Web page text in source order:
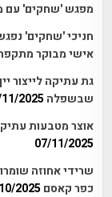
מפגש 'שחקים' עם
חניכי 'שחקים'
אישי מבוקר מתקפת ה
גת עתיקה לייצור
שבשפלה 2025
אוצר מטבעות
07/11/2025
כפר קאסם 2025